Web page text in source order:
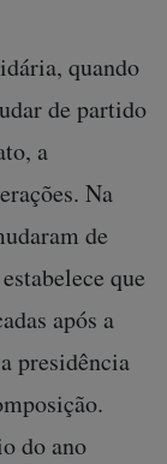
quando
de partido
a
Na
de
que
após a
presidência
do ano